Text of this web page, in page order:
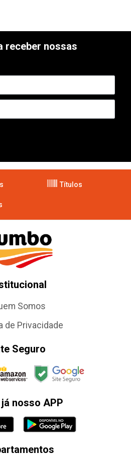
receber nossas
Títulos
Somos
de Privacidade
Seguro
nosso APP